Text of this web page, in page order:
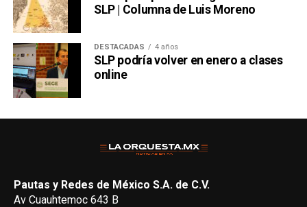
SLP | Columna de Luis Moreno
DESTACADAS 4 años
SLP podría volver en enero a clases
online
Pautas y Redes de México S.A. de C.V.
Av Cuauhtemoc 643 B